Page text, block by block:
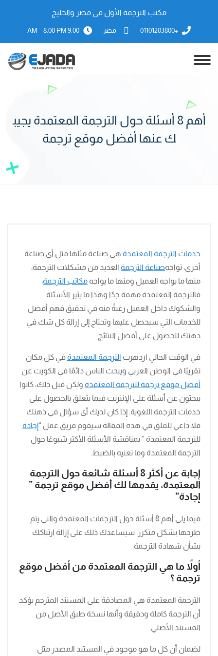
مكتب الترجمة الأول فى مصر والخليج
+01101203800 مصر 9:00 AM – 8:00 PM
أهم 8 أسئلة حول الترجمة المعتمدة يجيب
ك عنها أفضل موقع ترجمة
خدمات الترجمة المعتمدة هي صناعة مثلها مثل أي صناعة
أخرى، تواجهصناعة الترجمة العديد من مشكلات الترجمة،
منها ما يواجه العميل ومنها ما يواجه مكاتب الترجمة،
فالترجمة المعتمدة مهمة جدًا وهذا ما يثير الأسئلة
والشكوك داخل العميل رغبةً منه في تحقيق فهم أفضل
للخدمات التي سيحصل عليها وتحتاج إلى إزالة كل شك في
ذهنك للحصول على أفضل النتائج.
في الوقت الحالي ازدهرت الترجمة المعتمدة في كل مكان
تقريبًا في الوطن العربي ويبحث الناس دائمًا في الكويت عن
أفضل موقع ترجمة للترجمة المعتمدة ولكن قبل ذلك، كانوا
يبحثون عن أسئلة على الإنترنت فيما يتعلق بالحصول على
خدمات الترجمة اللغوية. إذا كان لديك أي سؤال في ذهنك
فلا داعي للقلق في هذه المقالة سيقوم فريق عمل “إجادة
للترجمة المعتمدة ” بمناقشة الأسئلة الأكثر شيوعًا حول
الترجمة المعتمدة وما تعنيه بالضبط.
إجابة عن أكثر 8 أسئلة شائعة حول الترجمة
المعتمدة، يقدمها لك أفضل موقع ترجمة ”
إجادة”
فيما يلي أهم 8 أسئلة حول الترجمات المعتمدة والتي يتم
طرحها بشكل متكرر. سيساعدك ذلك على إزالة ارتباكك
بشأن شهادة الترجمة.
أولاً ما هي الترجمة المعتمدة من أفضل موقع
ترجمة ؟
الترجمة المعتمدة هي المصادقة على المستند المترجم يؤكد
أن الترجمة كاملة ودقيقة وأنها نسخة طبق الأصل من
المستند الأصلي.
لضمان أن كل ما هو موجود في المستند المصدر مثل